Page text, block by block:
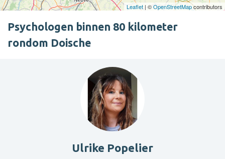
Leaflet | ©OpenStreetMapcontributors
Psychologen binnen 80 kilometer
rondom Doische
Ulrike Popelier